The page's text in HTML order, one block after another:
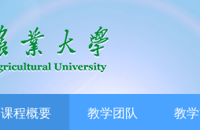
课程概要 教学团队 教